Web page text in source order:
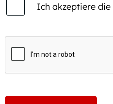
Ich akzeptiere die